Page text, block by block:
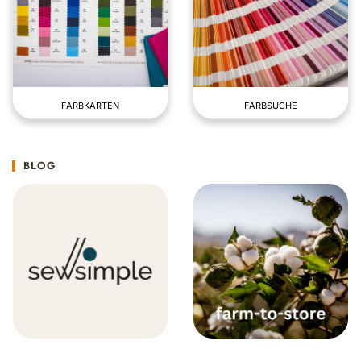
FARBKARTEN FARBSUCHE
BLOG